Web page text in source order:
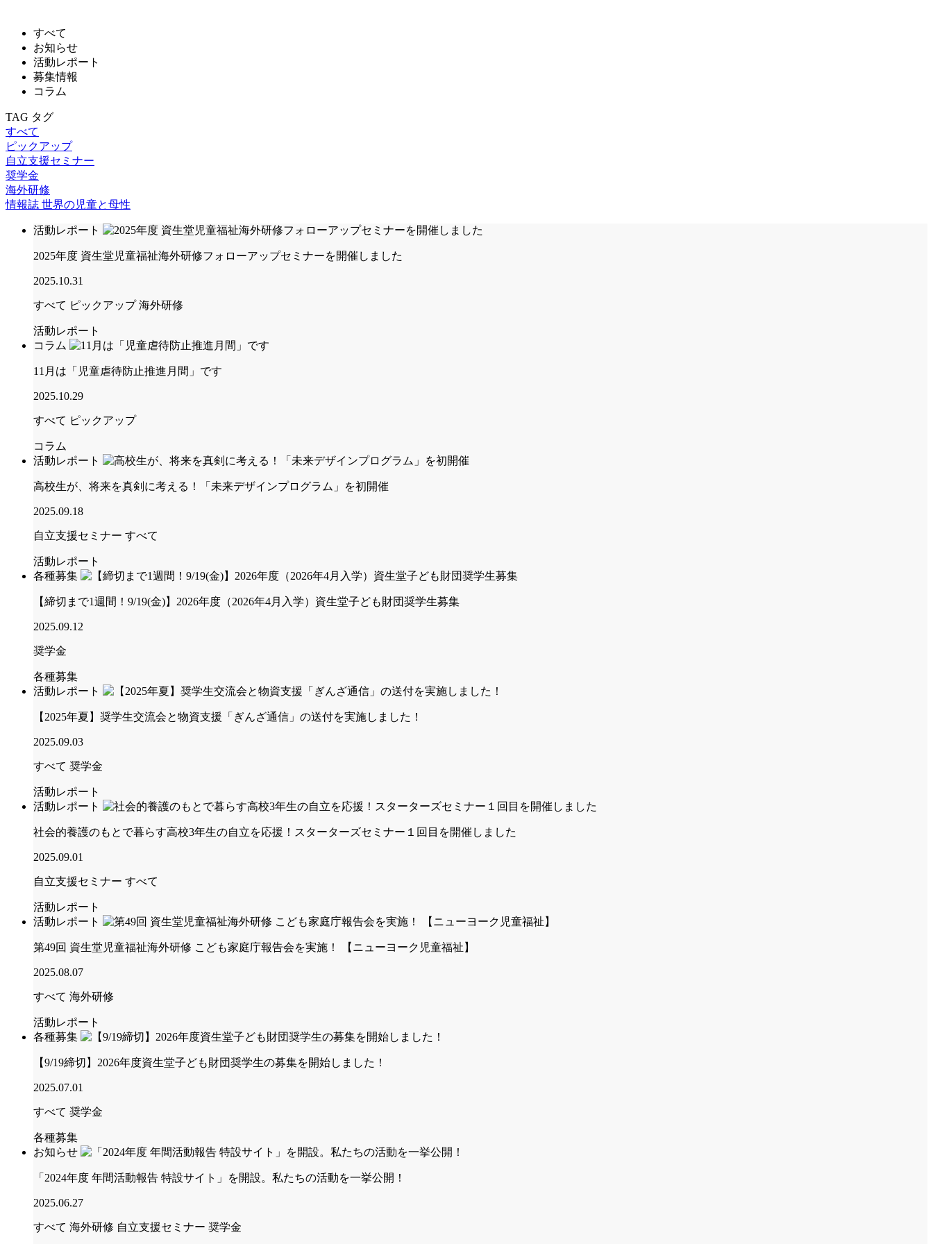
すべて
お知らせ
活動レポート
募集情報
コラム
TAG タグ
すべて
ピックアップ
自立支援セミナー
奨学金
海外研修
情報誌 世界の児童と母性
活動レポート
2025年度 資生堂児童福祉海外研修フォローアップセミナーを開催しました
2025.10.31
すべて ピックアップ 海外研修
活動レポート
コラム
11月は「児童虐待防止推進月間」です
2025.10.29
すべて ピックアップ
コラム
活動レポート
高校生が、将来を真剣に考える！「未来デザインプログラム」を初開催
2025.09.18
自立支援セミナー すべて
活動レポート
各種募集
【締切まで1週間！9/19(金)】2026年度（2026年4月入学）資生堂子ども財団奨学生募集
2025.09.12
奨学金
各種募集
活動レポート
【2025年夏】奨学生交流会と物資支援「ぎんざ通信」の送付を実施しました！
2025.09.03
すべて 奨学金
活動レポート
活動レポート
社会的養護のもとで暮らす高校3年生の自立を応援！スターターズセミナー１回目を開催しました
2025.09.01
自立支援セミナー すべて
活動レポート
活動レポート
第49回 資生堂児童福祉海外研修 こども家庭庁報告会を実施！ 【ニューヨーク児童福祉】
2025.08.07
すべて 海外研修
活動レポート
各種募集
【9/19締切】2026年度資生堂子ども財団奨学生の募集を開始しました！
2025.07.01
すべて 奨学金
各種募集
お知らせ
「2024年度 年間活動報告 特設サイト」を開設。私たちの活動を一挙公開！
2025.06.27
すべて 海外研修 自立支援セミナー 奨学金